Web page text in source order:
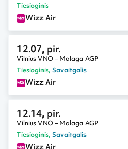
Tiesioginis
Wizz Air
12.07, pir.
Vilnius VNO – Malaga AGP
Tiesioginis, Savaitgalis
Wizz Air
12.14, pir.
Vilnius VNO – Malaga AGP
Tiesioginis, Savaitgalis
Wizz Air